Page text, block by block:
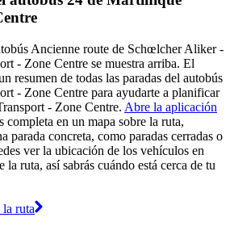
Ancienne route de Schœlcher Aliker -
- Zone Centre se muestra arriba. El
resumen de todas las paradas del autobús
- Zone Centre para ayudarte a planificar
- Zone Centre. Abre la aplicación
completa en un mapa sobre la ruta,
parada concreta, como paradas cerradas o
ver la ubicación de los vehículos en
la ruta, así sabrás cuándo está cerca de tu
la ruta